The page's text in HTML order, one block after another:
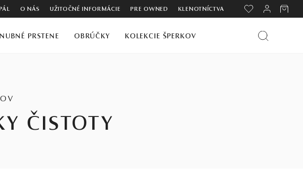
O NÁS UŽITOČNÉ INFORMÁCIE PRE OWNED KLENOTNÍCTVA
PRSTENE OBRÚČKY KOLEKCIE ŠPERKOV
ČISTOTY